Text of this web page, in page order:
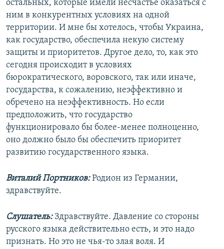
остальных, которые имели несчастье оказаться с
ним в конкурентных условиях на одной
территории. И мне бы хотелось, чтобы Украина,
как государство, обеспечила некую систему
защиты и приоритетов. Другое дело, то, как это
сегодня происходит в условиях
бюрократического, воровского, так или иначе,
государства, к сожалению, неэффективно и
обречено на неэффективность. Но если
предположить, что государство
функционировало бы более-менее полноценно,
оно должно было бы обеспечить приоритет
развитию государственного языка.
Виталий Портников:Родион из Германии,
здравствуйте.
Слушатель: Здравствуйте. Давление со стороны
русского языка действительно есть, и это надо
признать. Но это не чья-то злая воля. И